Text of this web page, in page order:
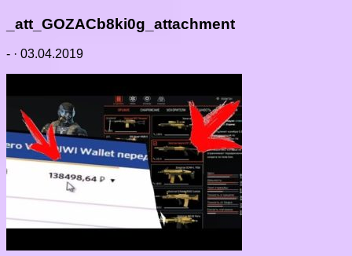
_att_GOZACb8ki0g_attachment
- · 03.04.2019